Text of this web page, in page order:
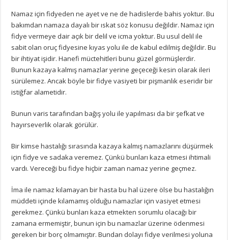
Namaz için fidyeden ne ayet ve ne de hadislerde bahis yoktur. Bu
bakımdan namaza dayalı bir ıskat söz konusu değildir. Namaz için
fidye vermeye dair açık bir delil ve icma yoktur. Bu usul delil ile
sabit olan oruç fidyesine kıyas yolu ile de kabul edilmiş değildir. Bu
bir ihtiyat işidir. Hanefi müctehitleri bunu güzel görmüşlerdir.
Bunun kazaya kalmış namazlar yerine geçeceği kesin olarak ileri
sürülemez. Ancak böyle bir fidye vasiyeti bir pişmanlık eseridir bir
istiğfar alametidir.
Bunun varis tarafından bağış yolu ile yapılması da bir şefkat ve
hayırseverlik olarak görülür.
Bir kimse hastalığı sırasında kazaya kalmış namazlarını düşürmek
için fidye ve sadaka veremez. Çünkü bunları kaza etmesi ihtimali
vardı. Vereceği bu fidye hiçbir zaman namaz yerine geçmez.
İma ile namaz kılamayan bir hasta bu hal üzere ölse bu hastalığın
müddeti içinde kılamamış olduğu namazlar için vasiyet etmesi
gerekmez. Çünkü bunları kaza etmekten sorumlu olacağı bir
zamana ermemiştir, bunun için bu namazlar üzerine ödenmesi
gereken bir borç olmamıştır. Bundan dolayı fidye verilmesi yoluna